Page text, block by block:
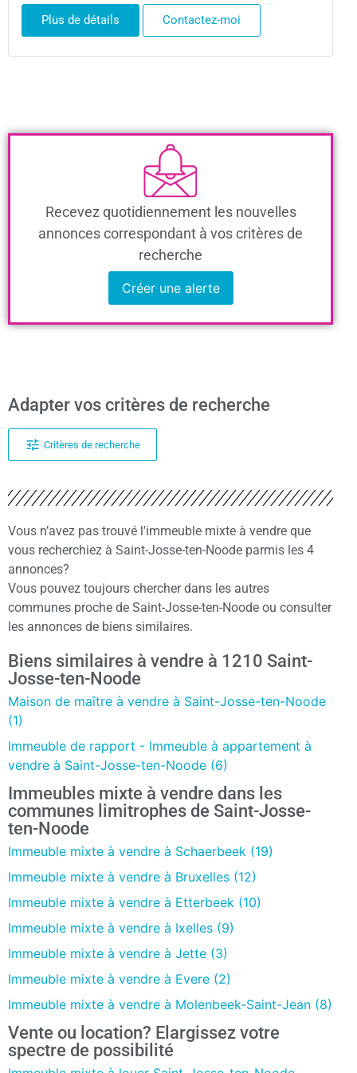
Plus de détails Contactez-moi
Recevez quotidiennement les nouvelles
annonces correspondant à vos critères de
recherche
Créer une alerte
Adapter vos critères de recherche
Critères de recherche
Vous n’avez pas trouvé l'immeuble mixte à vendre que
vous recherchiez à Saint-Josse-ten-Noode parmis les 4
annonces?
Vous pouvez toujours chercher dans les autres
communes proche de Saint-Josse-ten-Noode ou consulter
les annonces de biens similaires.
Biens similaires à vendre à 1210 Saint-
Josse-ten-Noode
Maison de maître à vendre à Saint-Josse-ten-Noode
(1)
Immeuble de rapport - Immeuble à appartement à
vendre à Saint-Josse-ten-Noode (6)
Immeubles mixte à vendre dans les
communes limitrophes de Saint-Josse-
ten-Noode
Immeuble mixte à vendre à Schaerbeek (19)
Immeuble mixte à vendre à Bruxelles (12)
Immeuble mixte à vendre à Etterbeek (10)
Immeuble mixte à vendre à Ixelles (9)
Immeuble mixte à vendre à Jette (3)
Immeuble mixte à vendre à Evere (2)
Immeuble mixte à vendre à Molenbeek-Saint-Jean (8)
Vente ou location? Elargissez votre
spectre de possibilité